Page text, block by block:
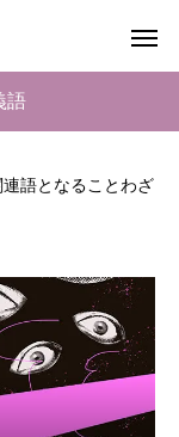
語
語となることわざ